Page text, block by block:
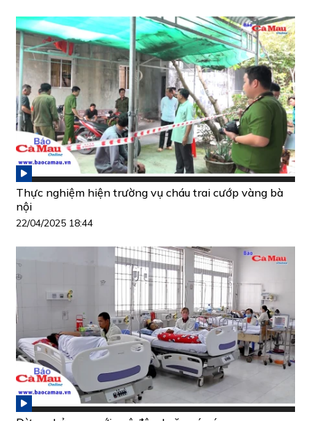
Thực nghiệm hiện trường vụ cháu trai cướp vàng bà
nội
22/04/2025 18:44